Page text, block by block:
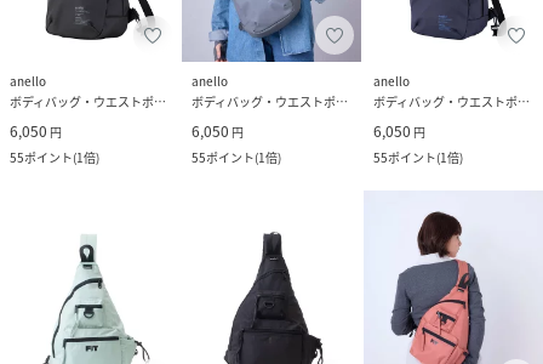
anello
ボディバッグ・ウエストポーチ
6,050 円
55ポイント(1倍)
anello
ボディバッグ・ウエストポーチ
6,050 円
55ポイント(1倍)
anello
ボディバッグ・ウエストポーチ
6,050 円
55ポイント(1倍)